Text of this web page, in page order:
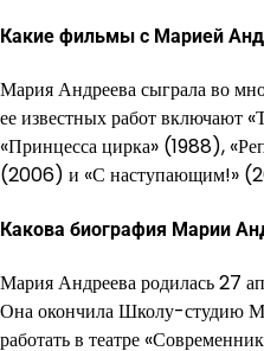
Какие фильмы с Марией
Мария Андреева сыграла во
ее известных работ включают
«Принцесса цирка» (1988),
(2006) и «С наступающим!»
Какова биография Марии
Мария Андреева родилась 27
Она окончила Школу-студию
работать в театре